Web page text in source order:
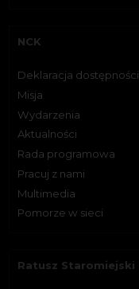
NCK
Deklaracja dostępności
Misja
Wydarzenia
Aktualności
Rada programowa
Pracuj z nami
Multimedia
Pomorze w sieci
Ratusz Staromiejski